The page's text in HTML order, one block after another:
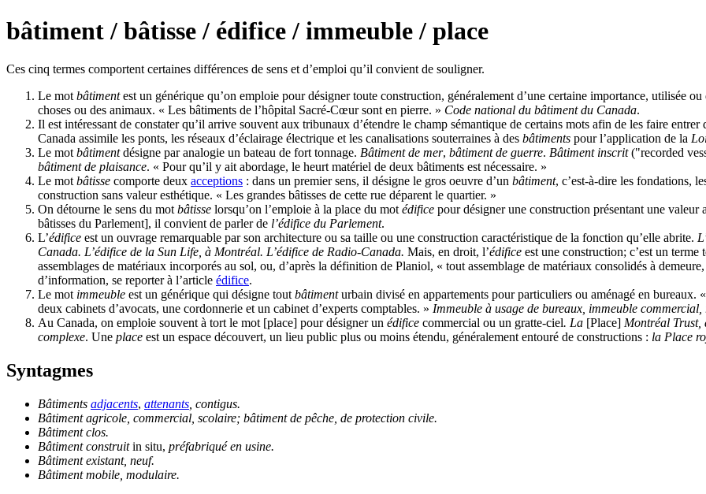
bâtiment / bâtisse / édifice / immeuble / place
Ces cinq termes comportent certaines différences de sens et d’emploi qu’il convient de souligner.
Le mot bâtimentest un générique qu’on emploie pour désigner toute construction, généralement d’une certaine importance, utilisée
choses ou des animaux. « Les bâtiments de l’hôpital Sacré-Cœur sont en pierre. » Code national du bâtiment du Canada.
Il est intéressant de constater qu’il arrive souvent aux tribunaux d’étendre le champ sémantique de certains mots afin de les faire
Canada assimile les ponts, les réseaux d’éclairage électrique et les canalisations souterraines à des bâtiments pour l’application de la
Le mot bâtimentdésigne par analogie un bateau de fort tonnage. Bâtiment de mer, bâtiment de guerre. Bâtiment inscrit("recorded
bâtiment de plaisance. « Pour qu’il y ait abordage, le heurt matériel de deux bâtiments est nécessaire. »
Le mot bâtisse comporte deux acceptions : dans un premier sens, il désigne le gros oeuvre d’un bâtiment, c’est-à-dire les fondations,
construction sans valeur esthétique. « Les grandes bâtisses de cette rue déparent le quartier. »
On détourne le sens du mot bâtisse lorsqu’on l’emploie à la place du mot édifice pour désigner une construction présentant une
bâtisses du Parlement], il convient de parler de l’édifice du Parlement.
L’édifice est un ouvrage remarquable par son architecture ou sa taille ou une construction caractéristique de la fonction qu’elle abrite.
Canada. L’édifice de la Sun Life, à Montréal. L’édifice de Radio-Canada. Mais, en droit, l’édifice est une construction; c’est un
assemblages de matériaux incorporés au sol, ou, d’après la définition de Planiol, « tout assemblage de matériaux consolidés à
d’information, se reporter à l’article édifice.
Le mot immeuble est un générique qui désigne tout bâtimenturbain divisé en appartements pour particuliers ou aménagé en
deux cabinets d’avocats, une cordonnerie et un cabinet d’experts comptables. » Immeuble à usage de bureaux, immeuble commercial,
Au Canada, on emploie souvent à tort le mot [place] pour désigner un édifice commercial ou un gratte-ciel. La [Place] Montréal
complexe. Une place est un espace découvert, un lieu public plus ou moins étendu, généralement entouré de constructions : la Place
Syntagmes
Bâtiments adjacents, attenants , contigus.
Bâtiment agricole, commercial, scolaire; bâtiment de pêche, de protection civile.
Bâtiment clos.
Bâtiment construitin situ, préfabriqué en usine.
Bâtiment existant, neuf.
Bâtiment mobile, modulaire.